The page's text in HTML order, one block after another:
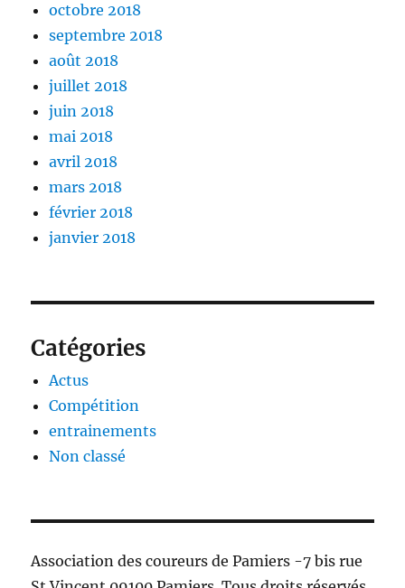
octobre 2018
septembre 2018
août 2018
juillet 2018
juin 2018
mai 2018
avril 2018
mars 2018
février 2018
janvier 2018
Catégories
Actus
Compétition
entrainements
Non classé
Association des coureurs de Pamiers -7 bis rue